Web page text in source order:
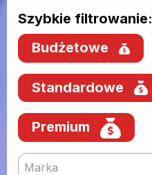
Szybkie filtrowanie:
Budżetowe
Standardowe
Premium
Marka